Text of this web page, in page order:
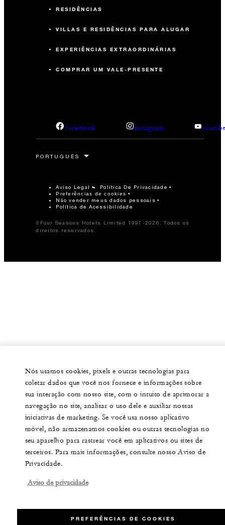
RESIDÊNCIAS
VILLAS E RESIDÊNCIAS PARA ALUGAR
EXPERIÊNCIAS EXTRAORDINÁRIAS
COMPRAR UM VALE-PRESENTE
facebook instagram
Aviso Legal Política De Privacidade
Preferências de cookies
Não vender meus dados pessoais
Política de Acessibilidade
©Four Seasons Hotels Limited 1997-2026. Todos os
direitos reservados.
Nós usamos cookies, pixels e outras tecnologias para
coletar dados que você nos fornece e informações sobre
sua interação com nosso site, com o intuito de aprimorar a
navegação no site, analisar o uso dele e auxiliar nossas
iniciativas de marketing. Se você usa nosso aplicativo
móvel, não armazenamos cookies ou outras tecnologias no
seu aparelho para rastrear você em aplicativos ou sites de
terceiros. Para mais informações, consulte nosso Aviso de
Privacidade.
Aviso de privacidade
PREFERÊNCIAS DE COOKIES